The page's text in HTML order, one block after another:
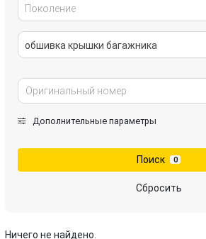
Поколение
обшивка крышки багажника
Дополнительные параметры
Поиск 0
Сбросить
Ничего не найдено.